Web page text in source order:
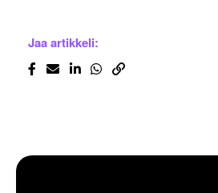
Jaa artikkeli: